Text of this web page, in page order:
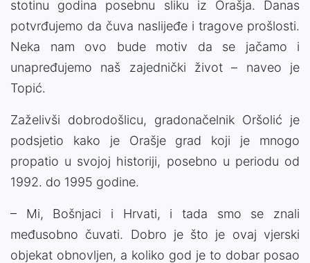
stotinu godina posebnu sliku iz Orašja. Danas
potvrđujemo da čuva naslijeđe i tragove prošlosti.
Neka nam ovo bude motiv da se jačamo i
unapređujemo naš zajednički život – naveo je
Topić.
Zaželivši dobrodošlicu, gradonačelnik Oršolić je
podsjetio kako je Orašje grad koji je mnogo
propatio u svojoj historiji, posebno u periodu od
1992. do 1995 godine.
– Mi, Bošnjaci i Hrvati, i tada smo se znali
međusobno čuvati. Dobro je što je ovaj vjerski
objekat obnovljen, a koliko god je to dobar posao